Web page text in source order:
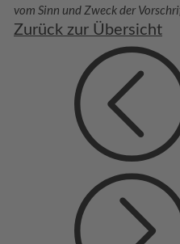
vom Sinn und Zweck der
Zurück zur Übersicht